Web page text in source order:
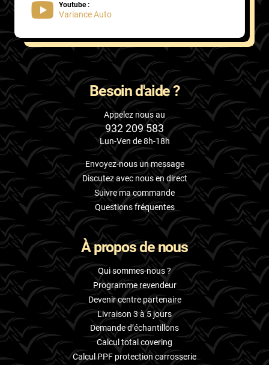
Youtube :
Variance Auto
Besoin d'aide ?
Appelez nous au
932 209 583
Lun-Ven de 8h-18h
Envoyez-nous un message
Discutez avec nous en direct
Suivre ma commande
Questions fréquentes
À propos de nous
Qui sommes-nous ?
Programme revendeur
Devenir centre partenaire
Livraison 3 à 5 jours
Demande d’échantillons
Calcul total covering
Calcul PPF protection carrosserie